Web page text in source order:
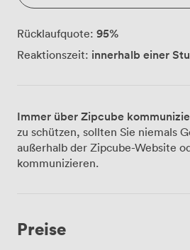
Rücklaufquote: 95%
Reaktionszeit: innerhalb einer
Immer über Zipcube
zu schützen, sollten Sie niemals
außerhalb der Zipcube-Website
kommunizieren.
Preise